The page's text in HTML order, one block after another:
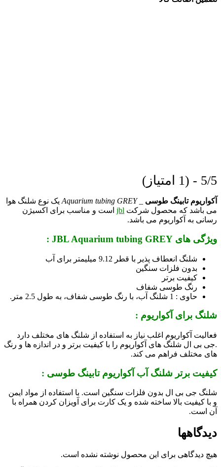
5/5 - (1 امتیاز)
آکواریوم تابینگ طوسی Aquarium tubing GREY
یک نوع شلنگ هوا
می باشد که محصول شرکت jbl است و مناسب برای اکسیژن
رسانی به آکواریوم می باشد.
ویژگی های JBL Aquarium tubing GREY :
شلنگ انعطاف پذیر با قطر 9.12 میلیمتر برای آب
بدون فلزات سنگین
کیفیت برتر
رنگ طوسی شفاف
حاوی : 1 شلنگ آب، با رنگ طوسی شفاف، به طول 2.5 متر.
شلنگ برای آکواریوم :
فعالیت آکواریوم اغلب نیاز به استفاده از شلنگ ­های مختلف دارد
.جی بی ال شلنگ های آکواریوم را با کیفیت برتر و در اندازه ها و رنگ
های مختلف فراهم می کند.
کیفیت برتر شلنگ آب آکواریوم تابینگ طوسی :
شلنگ جی بی ال بدون فلزات سنگین است. با استفاده از مواد ایمن
و با کیفیت بالا ساخته شده و یک کارت برای آویزان کردن همراه با
آن است.
دیدگاهها
هیچ دیدگاهی برای این محصول نوشته نشده است.